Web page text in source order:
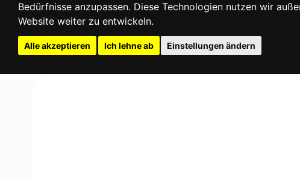
Bedürfnisse anzupassen. Diese Technologien nutzen wir
Website weiter zu entwickeln.
Alle akzeptieren Ich lehne ab Einstellungen ändern